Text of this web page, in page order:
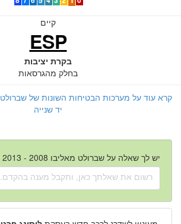
קיים
ESP
בקרת יציבות
בחלק מהגרסאות
יד שנייה
יש לך שאלה על שברולט מאליבו 2008 - 2013 יד שנייה?